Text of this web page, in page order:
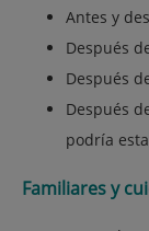
Antes y
Después
Después
Después
podría
Familiares y